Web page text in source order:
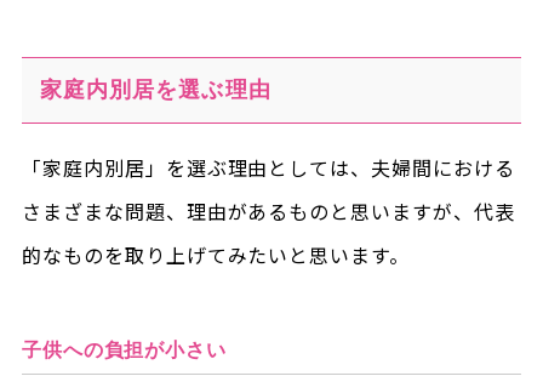
家庭内別居を選ぶ理由
「家庭内別居」を選ぶ理由としては、夫婦間における
さまざまな問題、理由があるものと思いますが、代表
的なものを取り上げてみたいと思います。
子供への負担が小さい